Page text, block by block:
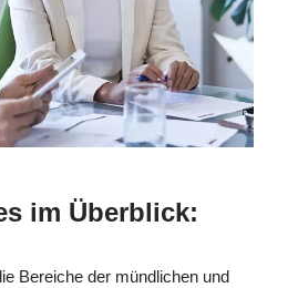
im Überblick:
Bereiche der mündlichen und